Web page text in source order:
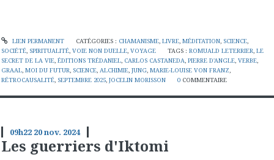
LIEN PERMANENT CATÉGORIES : CHAMANISME, LIVRE, MÉDITATION, SCIENCE,
SOCIÉTÉ, SPIRITUALITÉ, VOIE NON DUELLE, VOYAGE TAGS :ROMUALD LETERRIER,LE
SECRET DE LA VIE, ÉDITIONS TRÉDANIEL, CARLOS CASTANEDA, PIERRE D'ANGLE, VERBE,
GRAAL, MOI DU FUTUR, SCIENCE, ALCHIMIE, JUNG, MARIE-LOUISE VON FRANZ,
RÉTROCAUSALITÉ, SEPTEMBRE 2025, JOCELIN MORISSON 0 COMMENTAIRE
09h22 20nov. 2024
Les guerriers d'Iktomi